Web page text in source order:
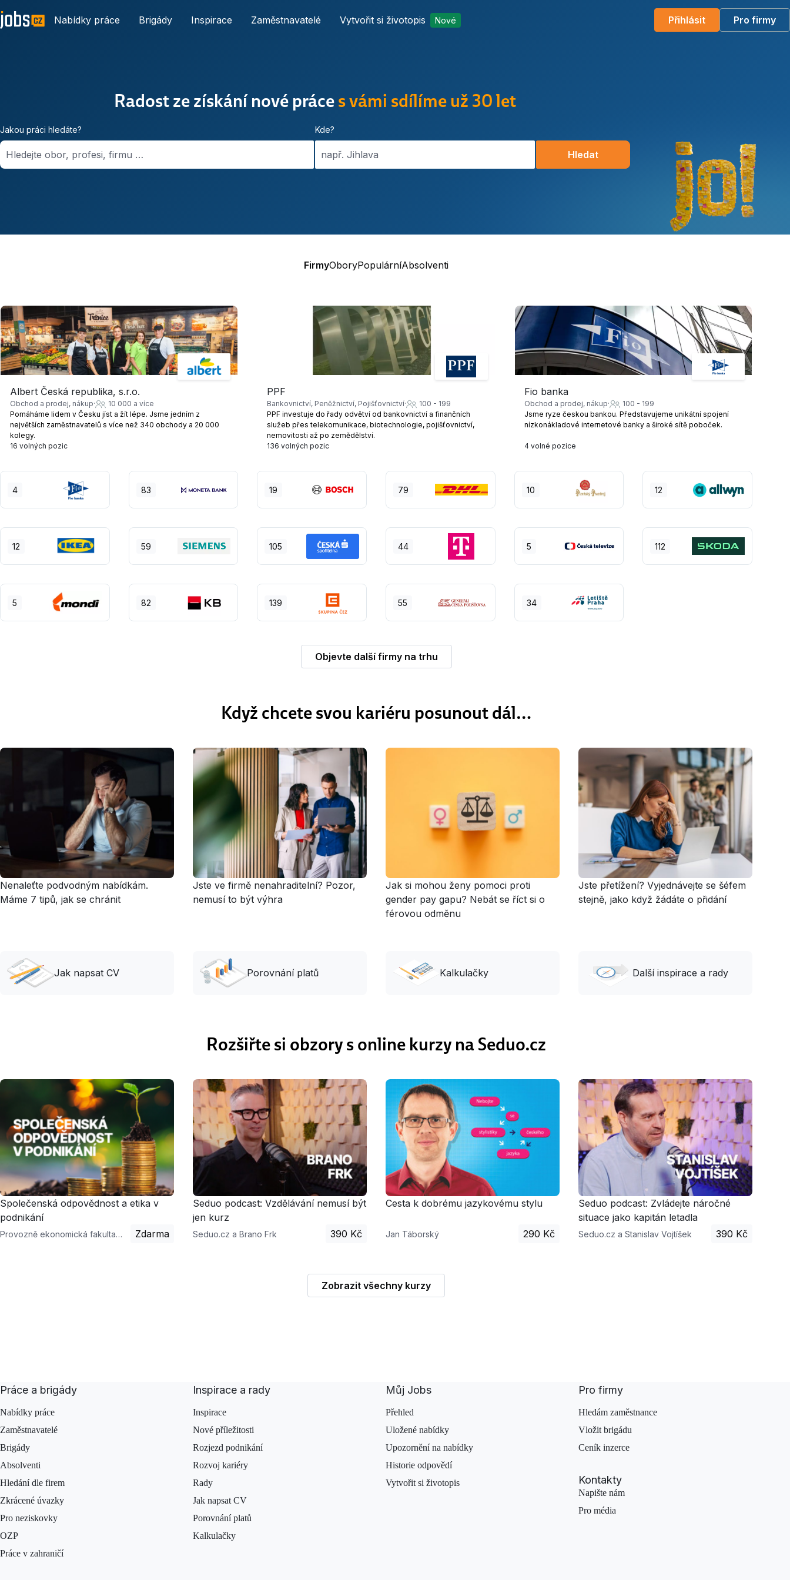
Nabídky práce Brigády Inspirace Zaměstnavatelé Vytvořit si životopis Nové Přihlásit Pro firmy
Radost ze získání nové práces vámi sdílíme už 30 let
Jakou práci hledáte?
Hledejte obor, profesi, firmu …
Kde?
např. Jihlava Hledat
FirmyOboryPopulárníAbsolventi
Albert Česká republika, s.r.o.
Obchod a prodej, nákup
10 000 a více
Pomáháme lidem v Česku jíst a žít lépe. Jsme jedním z
největších zaměstnavatelů s více než 340 obchody a 20 000
kolegy.
16 volných pozic
PPF
Bankovnictví, Peněžnictví, Pojišťovnictví
100 - 199
PPF investuje do řady odvětví od bankovnictví a finančních
služeb přes telekomunikace, biotechnologie, pojišťovnictví,
nemovitosti až po zemědělství.
136 volných pozic
Fio banka
Obchod a prodej, nákup
100 - 199
Jsme ryze českou bankou. Představujeme unikátní spojení
nízkonákladové internetové banky a široké sítě poboček.
4 volné pozice
4 83 19 79 10 12
12 59 105 44 5 112
5 82 139 55 34
Objevte další firmy na trhu
Když chcete svou kariéru posunout dál…
Nenaleťte podvodným nabídkám.
Máme 7 tipů, jak se chránit
Jste ve firmě nenahraditelní? Pozor,
nemusí to být výhra
Jak si mohou ženy pomoci proti
gender pay gapu? Nebát se říct si o
férovou odměnu
Jste přetížení? Vyjednávejte se šéfem
stejně, jako když žádáte o přidání
Jak napsat CV Porovnání platů Kalkulačky Další inspirace a rady
Rozšiřte si obzory s online kurzy na Seduo.cz
Společenská odpovědnost a etika v
podnikání
Provozně ekonomická fakulta MENDELU a Sylvie Formánková Zdarma
Seduo podcast: Vzdělávání nemusí být
jen kurz
Seduo.cz a Brano Frk 390 Kč
Cesta k dobrému jazykovému stylu
Jan Táborský 290 Kč
Seduo podcast: Zvládejte náročné
situace jako kapitán letadla
Seduo.cz a Stanislav Vojtíšek 390 Kč
Zobrazit všechny kurzy
Práce a brigády
Nabídky práce
Zaměstnavatelé
Brigády
Absolventi
Hledání dle firem
Zkrácené úvazky
Pro neziskovky
OZP
Práce v zahraničí
Inspirace a rady
Inspirace
Nové příležitosti
Rozjezd podnikání
Rozvoj kariéry
Rady
Jak napsat CV
Porovnání platů
Kalkulačky
Můj Jobs
Přehled
Uložené nabídky
Upozornění na nabídky
Historie odpovědí
Vytvořit si životopis
Pro firmy
Hledám zaměstnance
Vložit brigádu
Ceník inzerce
Kontakty
Napište nám
Pro média